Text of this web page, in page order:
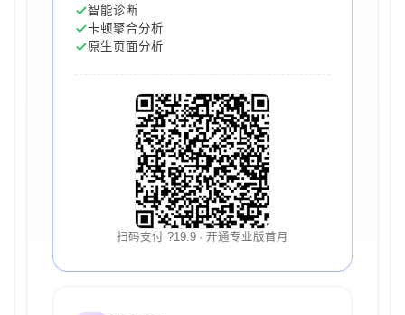
智能诊断
卡顿聚合分析
原生页面分析
扫码支付 ?19.9 · 开通专业版首月